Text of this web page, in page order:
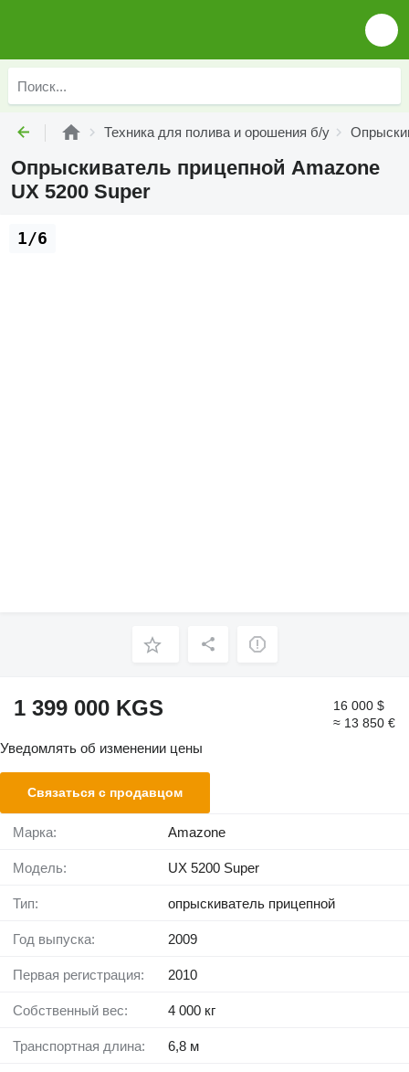
Техника для полива и орошения б/у
Опрыскиватель прицепной Amazone
UX 5200 Super
1/6
1 399 000 KGS
16 000 $
≈ 13 850 €
Уведомлять об изменении цены
Связаться с продавцом
Марка: Amazone
Модель: UX 5200 Super
Тип: опрыскиватель прицепной
Год выпуска: 2009
Первая регистрация: 2010
Собственный вес: 4 000 кг
Транспортная длина: 6,8 м